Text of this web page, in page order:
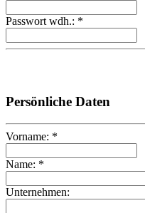
Passwort wdh.: *
Persönliche Daten
Vorname: *
Name: *
Unternehmen: